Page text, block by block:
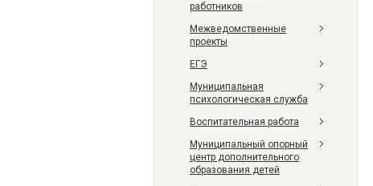
работников
Межведомственные
проекты
ЕГЭ
Муниципальная
психологическая служба
Воспитательная работа
Муниципальный опорный
центр дополнительного
образования детей